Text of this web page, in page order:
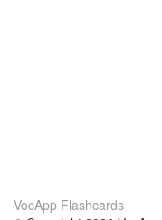
VocApp Flashcards